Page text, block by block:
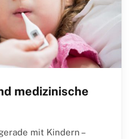
medizinische
mit Kindern –